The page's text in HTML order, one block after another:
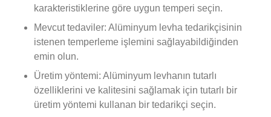
karakteristiklerine göre uygun temperi seçin.
Mevcut tedaviler: Alüminyum levha tedarikçisinin
istenen temperleme işlemini sağlayabildiğinden
emin olun.
Üretim yöntemi: Alüminyum levhanın tutarlı
özelliklerini ve kalitesini sağlamak için tutarlı bir
üretim yöntemi kullanan bir tedarikçi seçin.